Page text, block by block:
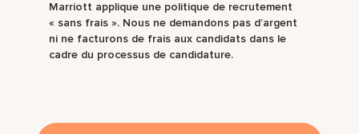
Marriott applique une politique de recrutement
« sans frais ». Nous ne demandons pas d’argent
ni ne facturons de frais aux candidats dans le
cadre du processus de candidature.